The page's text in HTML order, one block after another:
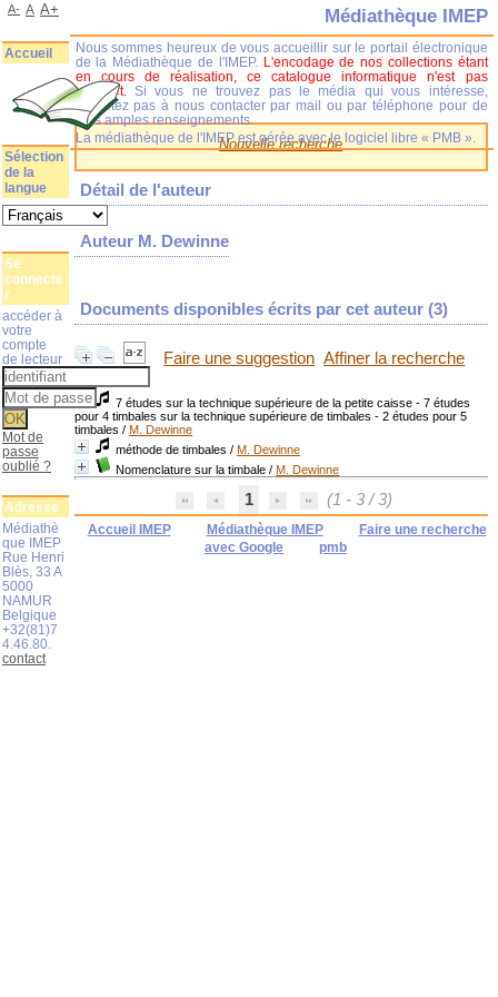
Nouvelle recherche
Détail de l'auteur
Auteur M. Dewinne
Documents disponibles écrits par cet auteur (3)
Faire une suggestion Affiner la recherche
7 études sur la technique supérieure de la petite caisse - 7 études
pour 4 timbales sur la technique supérieure de timbales - 2 études pour 5
timbales /M. Dewinne
méthode de timbales /M. Dewinne
Nomenclature sur la timbale /M. Dewinne
1 (1 - 3 / 3)
Accueil IMEP Médiathèque IMEP
Faire une recherche
avec Google
pmb
Médiathèque IMEP
Nous sommes heureux de vous accueillir sur le portail électronique
de la Médiathèque de l'IMEP. L'encodage de nos collections étant
en cours de réalisation, ce catalogue informatique n'est pas
complet.
Si vous ne trouvez pas le média qui vous intéresse,
n'hésitez pas à nous contacter par mail ou par téléphone pour de
plus amples renseignements.
La médiathèque de l'IMEP est gérée avec le logiciel libre « PMB ».
A- A A+
Accueil
Sélection
de la
langue
Se
connecte
r
accéder à
votre
compte
de lecteur
Mot de
passe
oublié ?
Adresse
Médiathè
que IMEP
Rue Henri
Blès, 33 A
5000
NAMUR
Belgique
+32(81)7
4.46.80.
contact